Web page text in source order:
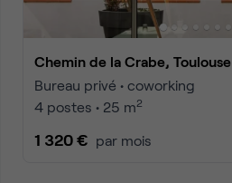
Chemin de la Crabe, Toulouse
Bureau privé • coworking
4 postes • 25 m2
1 320 € par mois